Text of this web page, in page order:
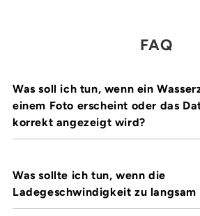
FAQ
Was soll ich tun, wenn ein
einem Foto erscheint oder das
korrekt angezeigt wird?
Was sollte ich tun, wenn die
Ladegeschwindigkeit zu langsam